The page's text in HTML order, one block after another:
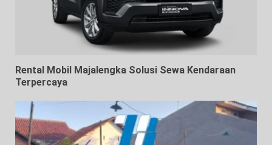
Rental Mobil Majalengka Solusi Sewa Kendaraan
Terpercaya